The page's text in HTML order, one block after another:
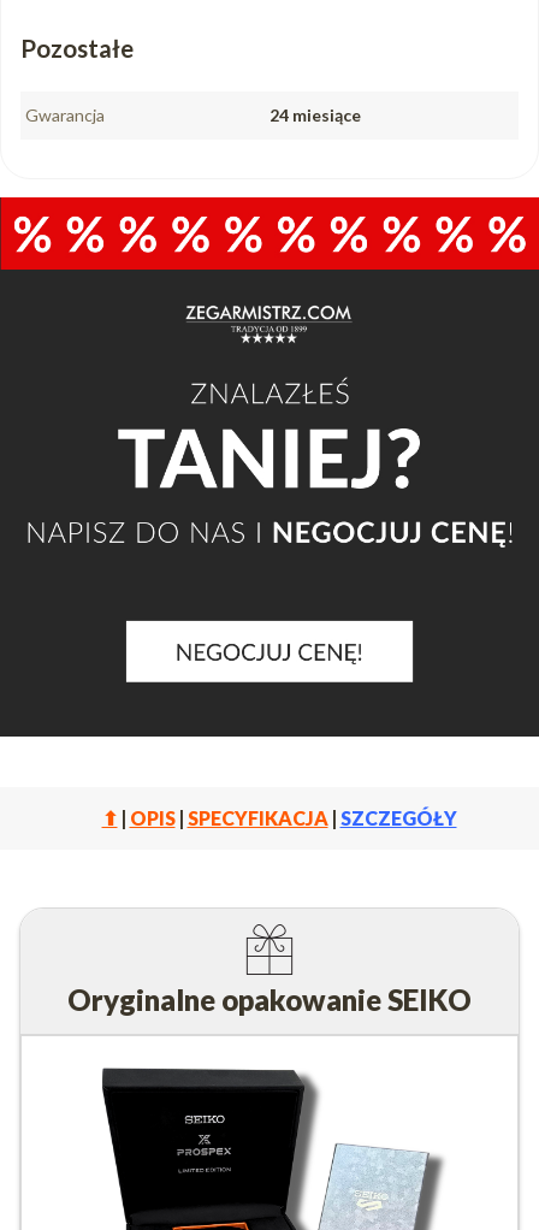
Pozostałe
Gwarancja 24 miesiące
⬆ OPIS| SPECYFIKACJA| SZCZEGÓŁY
Oryginalne opakowanie SEIKO